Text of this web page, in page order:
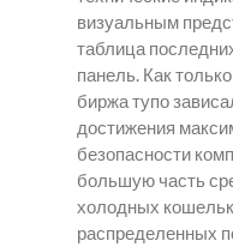
визуальным
таблица
панель. Как
биржа тупо
достижения
безопасности
большую часть
холодных
распределенных